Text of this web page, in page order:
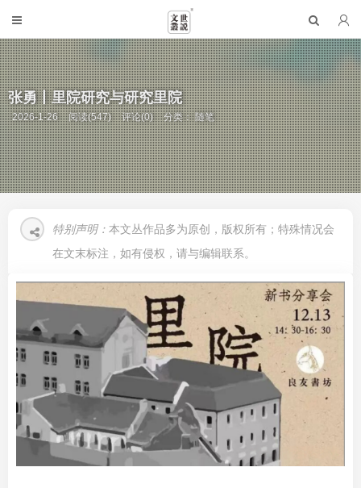
张勇丨里院研究与研究里院
2026-1-26 阅读(547) 评论(0) 分类：随笔
特别声明： 本文丛作品多为原创，版权所有；特殊情况会
在文末标注，如有侵权，请与编辑联系。